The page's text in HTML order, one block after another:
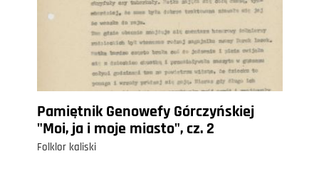
Pamiętnik Genowefy Górczyńskiej
"Moi, ja i moje miasto", cz. 2
Folklor kaliski